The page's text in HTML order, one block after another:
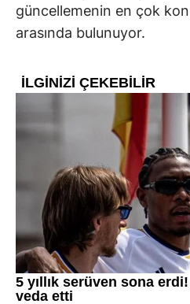
güncellemenin en çok
arasında bulunuyor.